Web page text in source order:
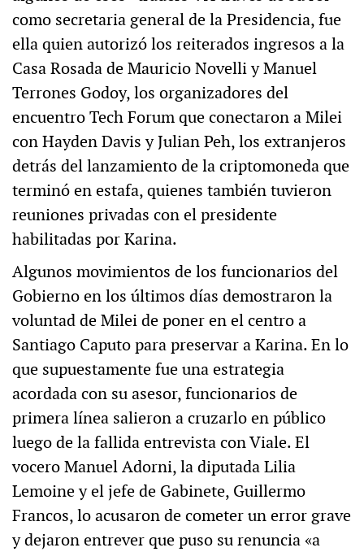
como secretaria general de la Presidencia, fue
ella quien autorizó los reiterados ingresos a la
Casa Rosada de Mauricio Novelli y Manuel
Terrones Godoy, los organizadores del
encuentro Tech Forum que conectaron a Milei
con Hayden Davis y Julian Peh, los extranjeros
detrás del lanzamiento de la criptomoneda que
terminó en estafa, quienes también tuvieron
reuniones privadas con el presidente
habilitadas por Karina.
Algunos movimientos de los funcionarios del
Gobierno en los últimos días demostraron la
voluntad de Milei de poner en el centro a
Santiago Caputo para preservar a Karina. En lo
que supuestamente fue una estrategia
acordada con su asesor, funcionarios de
primera línea salieron a cruzarlo en público
luego de la fallida entrevista con Viale. El
vocero Manuel Adorni, la diputada Lilia
Lemoine y el jefe de Gabinete, Guillermo
Francos, lo acusaron de cometer un error grave
y dejaron entrever que puso su renuncia «a